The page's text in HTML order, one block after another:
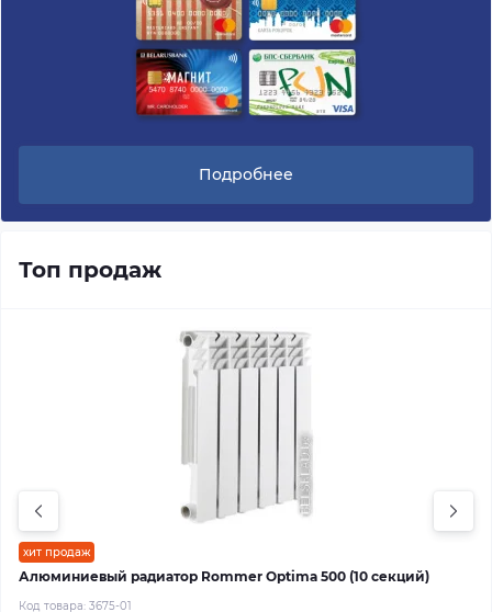
Подробнее
Топ продаж
хит продаж
Алюминиевый радиатор Rommer Optima 500 (10 секций)
Код товара: 3675-01